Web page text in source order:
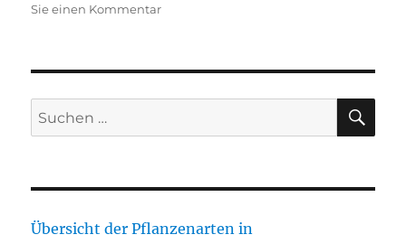
Sie einen Kommentarzu
Suche
nach:
Übersicht der Pflanzenarten in